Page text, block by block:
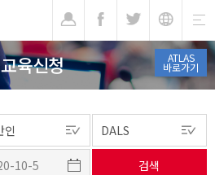
ATLAS
바로가기
교육신청